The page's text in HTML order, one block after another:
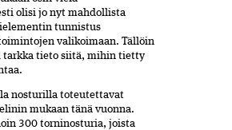
olisi jo nyt mahdollista
tunnistus
valikoimaan. Tällöin
tarkka tieto siitä, mihin tietty
nosturilla toteutettavat
mukaan tänä vuonna.
300 torni­n­osturia, joista